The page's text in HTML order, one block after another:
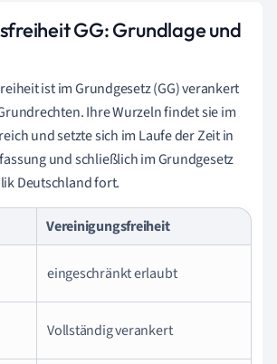
GG: Grundlage und
ist im Grundgesetz (GG) verankert
Ihre Wurzeln findet sie im
und setzte sich im Laufe der Zeit in
und schließlich im Grundgesetz
Deutschland fort.
Vereinigungsfreiheit
eingeschränkt erlaubt
Vollständig verankert